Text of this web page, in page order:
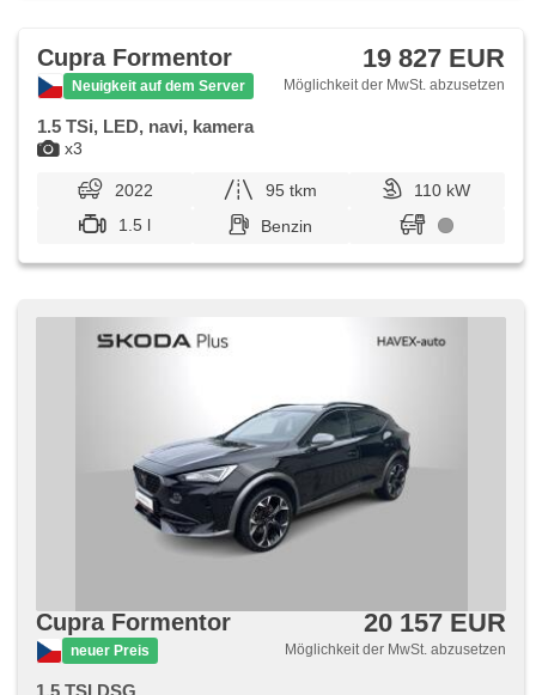
x3
Cupra Formentor
Neuigkeit auf dem Server
19 827 EUR
Möglichkeit der MwSt. abzusetzen
1.5 TSi, LED, navi, kamera
2022 95 tkm
110 kW
1.5 l
Benzin
Cupra Formentor
neuer Preis
20 157 EUR
Möglichkeit der MwSt. abzusetzen
1.5 TSI DSG